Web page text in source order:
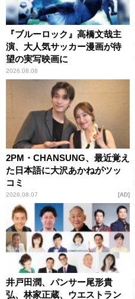
『ブルーロック』高橋文哉主
演、大人気サッカー漫画が待
望の実写映画に
2026.08.08
2PM・CHANSUNG、最近覚え
た日本語に大沢あかねがツッ
コミ
2026.08.07 AD
井戸田潤、パンサー尾形貴
弘、林家正蔵、ウエストラン